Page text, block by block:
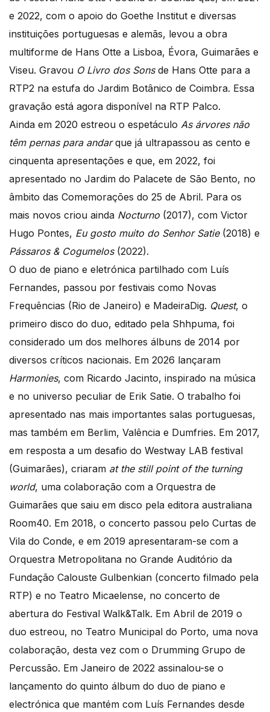
e 2022, com o apoio do Goethe Institut e diversas
instituições portuguesas e alemãs, levou a obra
multiforme de Hans Otte a Lisboa, Évora, Guimarães e
Viseu. Gravou O Livro dos Sonsde Hans Otte para a
RTP2 na estufa do Jardim Botânico de Coimbra. Essa
gravação está agora disponível na RTP Palco.
​Ainda em 2020 estreou o espetáculo As árvores não
têm pernas para andarque já ultrapassou as cento e
cinquenta apresentações e que, em 2022, foi
apresentado no Jardim do Palacete de São Bento, no
âmbito das Comemorações do 25 de Abril. Para os
mais novos criou ainda Nocturno (2017), com Victor
Hugo Pontes, Eu gosto muito do Senhor Satie(2018) e
Pássaros & Cogumelos(2022).
O duo de piano e eletrónica partilhado com Luís
Fernandes, passou por festivais como Novas
Frequências (Rio de Janeiro) e MadeiraDig. Quest, o
primeiro disco do duo, editado pela Shhpuma, foi
considerado um dos melhores álbuns de 2014 por
diversos críticos nacionais. Em 2026 lançaram
Harmonies, com Ricardo Jacinto, inspirado na música
e no universo peculiar de Erik Satie. O trabalho foi
apresentado nas mais importantes salas portuguesas,
mas também em Berlim, Valência e Dumfries. Em 2017,
em resposta a um desafio do Westway LAB festival
(Guimarães), criaram at the still point of the turning
world, uma colaboração com a Orquestra de
Guimarães que saiu em disco pela editora australiana
Room40. Em 2018, o concerto passou pelo Curtas de
Vila do Conde, e em 2019 apresentaram-se com a
Orquestra Metropolitana no Grande Auditório da
Fundação Calouste Gulbenkian (concerto filmado pela
RTP) e no Teatro Micaelense, no concerto de
abertura do Festival Walk&Talk. Em Abril de 2019 o
duo estreou, no Teatro Municipal do Porto, uma nova
colaboração, desta vez com o Drumming Grupo de
Percussão. Em Janeiro de 2022 assinalou-se o
lançamento do quinto álbum do duo de piano e
electrónica que mantém com Luís Fernandes desde